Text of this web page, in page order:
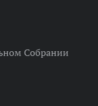
Собрании